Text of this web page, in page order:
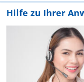
Hilfe zu Ihrer